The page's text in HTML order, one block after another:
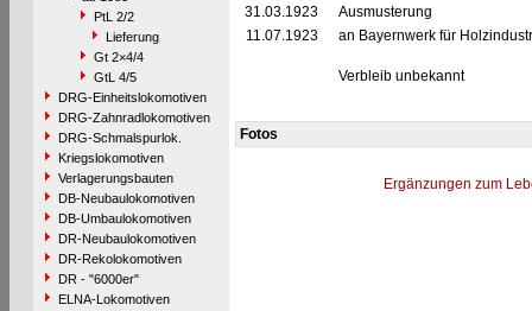
PtL 2/2
Lieferung
Gt 2×4/4
GtL 4/5
DRG-Einheitslokomotiven
DRG-Zahnradlokomotiven
DRG-Schmalspurlok.
Kriegslokomotiven
Verlagerungsbauten
DB-Neubaulokomotiven
DB-Umbaulokomotiven
DR-Neubaulokomotiven
DR-Rekolokomotiven
DR - "6000er"
ELNA-Lokomotiven
31.03.1923
Ausmusterung
11.07.1923
an Bayernwerk für
Verbleib unbekannt
Fotos
Ergänzungen zum